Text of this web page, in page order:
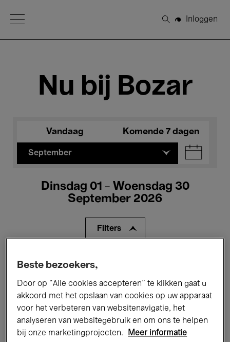
Open Menu
Zoeken
Inloggen
Nu bij Bozar
Vandaag Komende 7 dagen
September
Dinsdag 01 - Woensdag 30
September 2026
Filters
Alle evenementen
Tentoonstellingen Films
Performances Lezingen & Debatten
Jazz Klassieke Muziek Global Music
Beste bezoekers,
Door op “Alle cookies accepteren” te klikken gaat u
akkoord met het opslaan van cookies op uw apparaat
voor het verbeteren van websitenavigatie, het
analyseren van websitegebruik en om ons te helpen
bij onze marketingprojecten.
Meer informatie